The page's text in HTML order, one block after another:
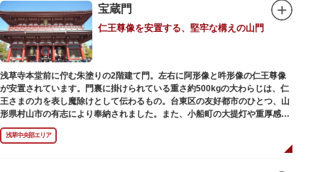
や、約300人が乗船可能なアメリカンな大型船など多種多様な船体も魅力。
目的や人数にあわせてコースや時間帯を選べるチャータークルーズも行われ
ています。
宝蔵門
仁王尊像を安置する、堅牢な構えの山門
浅草寺本堂前に佇む朱塗りの2階建て門。左右に阿形像と吽形像の仁王尊像
が安置されています。門裏に掛けられている重さ約500kgの大わらじは、仁
王さまの力を表し魔除けとして伝わるもの。台東区の友好都市のひとつ、山
形県村山市の有志により奉納されました。また、小船町の大提灯や重厚感あ
ふれる吊灯篭も存在感を放ち、参拝客を迎えてくれます。
宝蔵門は、平安時代、武蔵守に任命された平公雅（たいらのきみまさ）によ
浅草中央部エリア